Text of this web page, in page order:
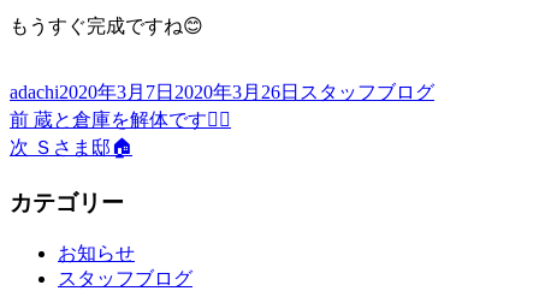
もうすぐ完成ですね😊
投
稿
者
adachi投
稿
日:
2020年3月7日 2020年3月26日 カ
スタッフブログ
投
稿
ナ
前 前
の
稿:
蔵と倉庫を解体です👷‍♂️
次 次
投
稿:
Ｓさま邸🏠
カテゴリー
お知らせ
スタッフブログ